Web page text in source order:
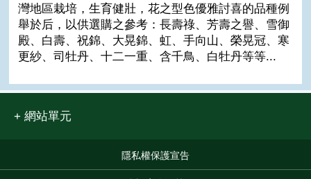
灣地區栽培，生育健壯，花之型色優雅討喜的品種例
舉於后，以供選購之參考：長壽祿、芳壽之譽、雪御
殿、白壽、祝錦、大晃錦、虹、手向山、榮晃冠、寒
更紗、司牡丹、十二一重、含千鳥、白牡丹等等...
網站單元
隱私權保護宣告